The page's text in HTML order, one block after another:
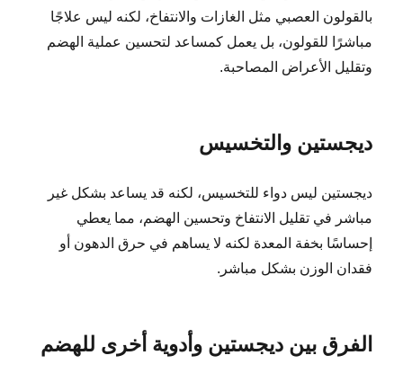
بالقولون العصبي مثل الغازات والانتفاخ، لكنه ليس علاجًا
مباشرًا للقولون، بل يعمل كمساعد لتحسين عملية الهضم
وتقليل الأعراض المصاحبة.
ديجستين والتخسيس
ديجستين ليس دواء للتخسيس، لكنه قد يساعد بشكل غير
مباشر في تقليل الانتفاخ وتحسين الهضم، مما يعطي
إحساسًا بخفة المعدة لكنه لا يساهم في حرق الدهون أو
فقدان الوزن بشكل مباشر.
الفرق بين ديجستين وأدوية أخرى للهضم